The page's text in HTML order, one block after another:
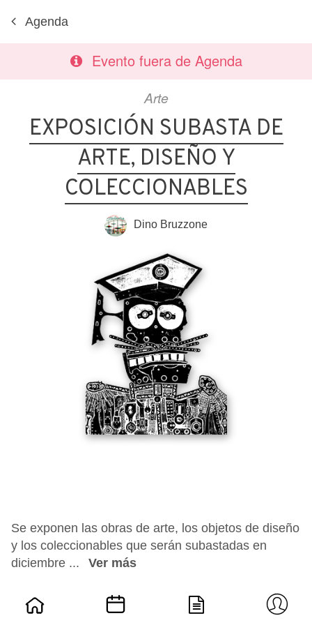
Agenda
Evento fuera de Agenda
Arte
EXPOSICIÓN SUBASTA DE
ARTE, DISEÑO Y
COLECCIONABLES
Dino Bruzzone
Se exponen las obras de arte, los objetos de diseño
y los coleccionables que serán subastadas en
diciembre ...
Ver más